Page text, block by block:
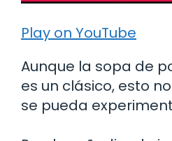
Play on YouTube
Aunque la sopa de
es un clásico, esto
se pueda